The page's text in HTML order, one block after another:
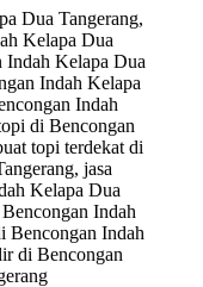
Dua Tangerang,
Kelapa Dua
Indah Kelapa Dua
Indah Kelapa
Indah
di Bencongan
topi terdekat di
jasa
Kelapa Dua
Indah
Bencongan Indah
di Bencongan